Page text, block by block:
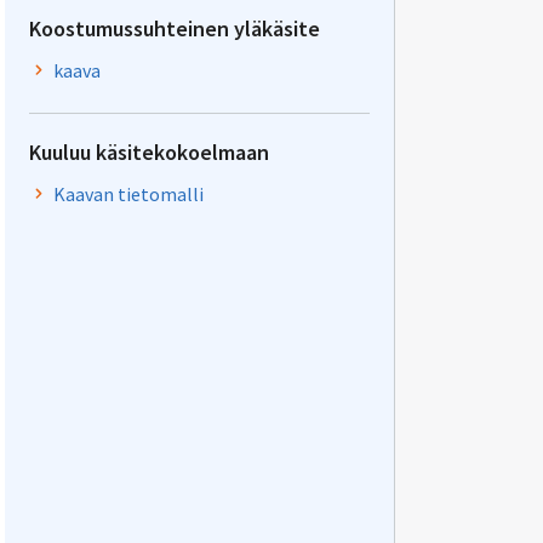
Koostumussuhteinen yläkäsite
kaava
Kuuluu käsitekokoelmaan
Kaavan tietomalli